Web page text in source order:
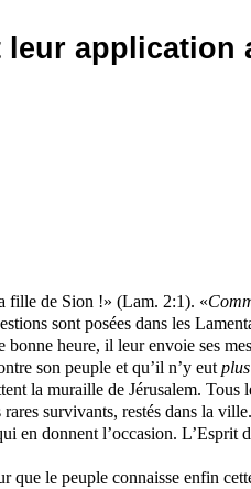
leur application
fille de Sion !» (Lam. 2:1). «
sont posées dans les
heure, il leur envoie ses
son peuple et qu’il n’y eut
la muraille de Jérusalem.
survivants, restés dans la
en donnent l’occasion. L’Esprit
que le peuple connaisse enfin